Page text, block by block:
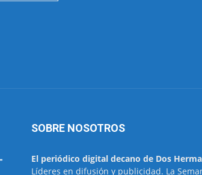
SOBRE NOSOTROS
El periódico digital decano de Dos
Líderes en difusión y publicidad. La